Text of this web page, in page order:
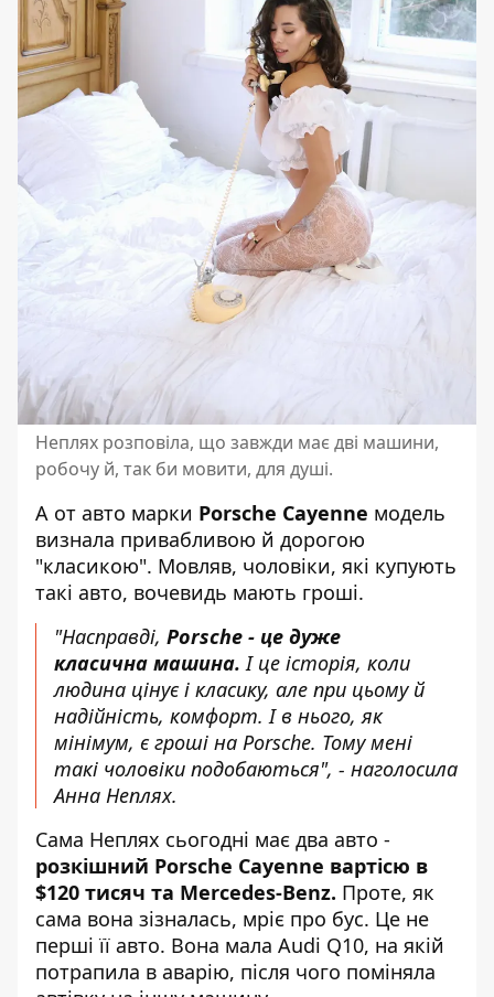
Неплях розповіла, що завжди має дві машини,
робочу й, так би мовити, для душі.
А от авто марки Porsche Cayenne модель
визнала привабливою й дорогою
"класикою". Мовляв, чоловіки, які купують
такі авто, вочевидь мають гроші.
"Насправді, Porsche - це дуже
класична машина. І це історія, коли
людина цінує і класику, але при цьому й
надійність, комфорт. І в нього, як
мінімум, є гроші на Porsche. Тому мені
такі чоловіки подобаються", - наголосила
Анна Неплях.
Сама Неплях сьогодні має два авто -
розкішний Porsche Cayenne вартісю в
$120 тисяч та Mercedes-Benz. Проте, як
сама вона зізналась, мріє про бус. Це не
перші її авто. Вона мала Audi Q10, на якій
потрапила в аварію, після чого поміняла